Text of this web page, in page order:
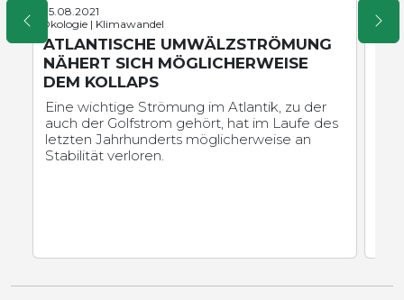
05.08.2021
Ökologie | Klimawandel
ATLANTISCHE UMWÄLZSTRÖMUNG
NÄHERT SICH MÖGLICHERWEISE
DEM KOLLAPS
Eine wichtige Strömung im Atlantik, zu der
auch der Golfstrom gehört, hat im Laufe des
letzten Jahrhunderts möglicherweise an
Stabilität verloren.